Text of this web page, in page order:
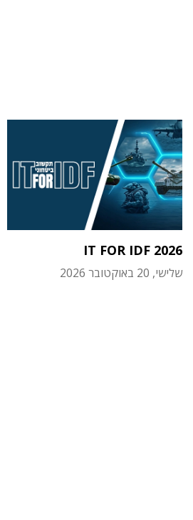
IT FOR IDF 2026
שלישי, 20 באוקטובר 2026